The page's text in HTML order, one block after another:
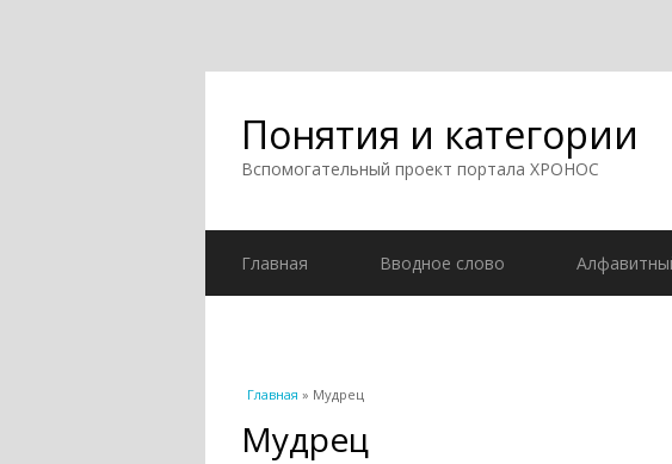
Понятия и категории
Вспомогательный проект портала ХРОНОС
Главная Вводное слово
Вы здесь
Главная » Мудрец
Мудрец